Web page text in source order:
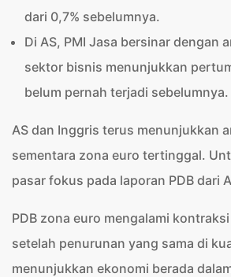
dari 0,7% sebelumnya.
Di AS, PMI Jasa bersinar dengan
sektor bisnis menunjukkan
belum pernah terjadi sebelumnya.
AS dan Inggris terus menunjukkan
sementara zona euro tertinggal.
pasar fokus pada laporan PDB dari
PDB zona euro mengalami kontraksi
setelah penurunan yang sama di
menunjukkan ekonomi berada